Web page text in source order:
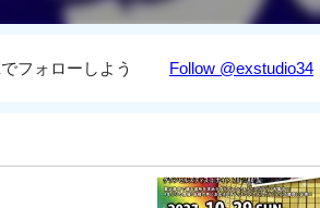
フォローしよう Follow @exstudio34